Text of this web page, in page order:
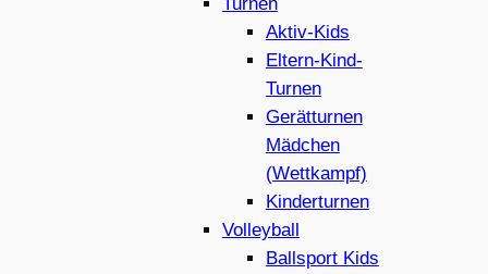
Aktiv-Kids
Eltern-Kind-
Turnen
Gerätturnen
Mädchen
(Wettkampf)
Kinderturnen
Volleyball
Ballsport Kids